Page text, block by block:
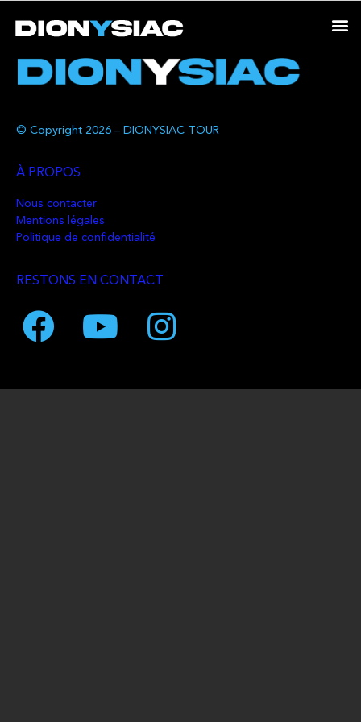
© Copyright 2026 – DIONYSIAC TOUR
À PROPOS
Nous contacter
Mentions légales
Politique de confidentialité
RESTONS EN CONTACT